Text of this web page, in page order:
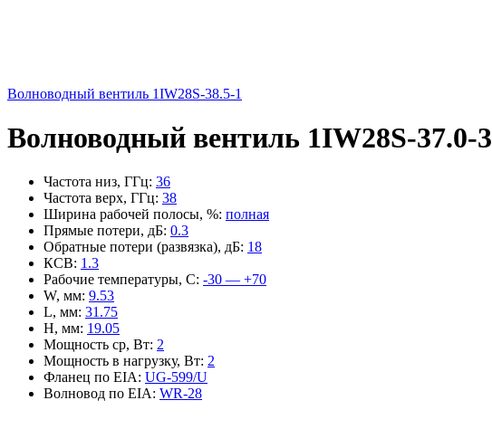
Волноводный вентиль 1IW28S-38.5-1
Волноводный вентиль 1IW28S-37.0-3
Частота низ, ГГц: 36
Частота верх, ГГц: 38
Ширина рабочей полосы, %: полная
Прямые потери, дБ: 0.3
Обратные потери (развязка), дБ: 18
КСВ: 1.3
Рабочие температуры, С: -30 — +70
W, мм: 9.53
L, мм: 31.75
H, мм: 19.05
Мощность ср, Вт: 2
Мощность в нагрузку, Вт: 2
Фланец по EIA: UG-599/U
Волновод по EIA: WR-28